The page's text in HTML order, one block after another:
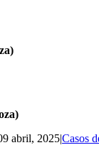
9 abril, 2025|Casos